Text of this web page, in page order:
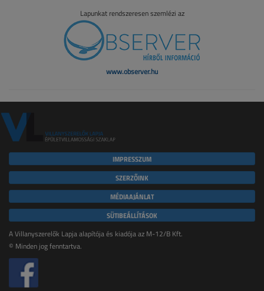
Lapunkat rendszeresen szemlézi az
www.observer.hu
IMPRESSZUM
SZERZŐINK
MÉDIAAJÁNLAT
SÜTIBEÁLLÍTÁSOK
A Villanyszerelők Lapja alapítója és kiadója az M-12/B Kft.
© Minden jog fenntartva.